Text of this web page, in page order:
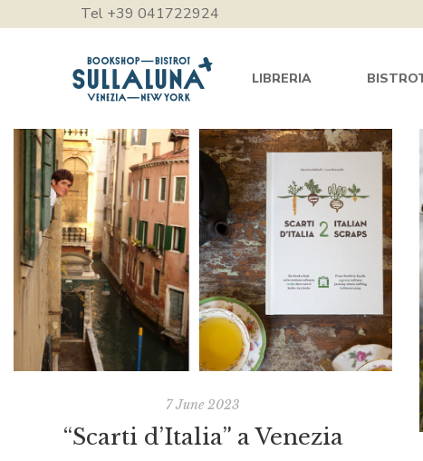
Tel +39 041722924
LIBRERIA
7 June 2023
“Scarti d’Italia” a Venezia